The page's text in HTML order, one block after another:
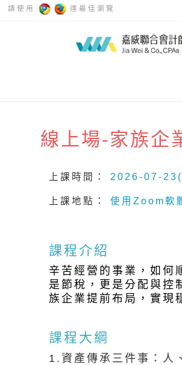
請使用 達最佳瀏覽
線上場-家族企
上課時間： 2026-07-
上課地點： 使用Zoom軟
課程介紹
辛苦經營的事業，如何
是節稅，更是分配與控
族企業提前布局，實現
課程大綱
1.資產傳承三件事：人